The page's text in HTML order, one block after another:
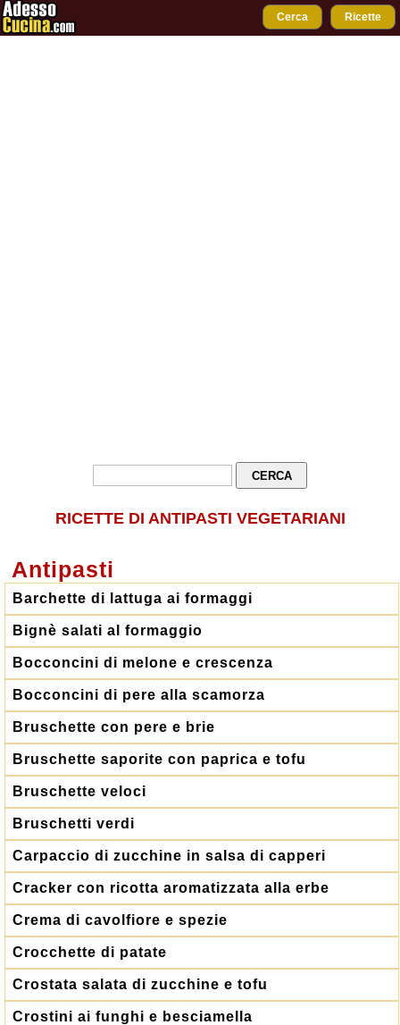
Cerca Ricette
RICETTE DI ANTIPASTI VEGETARIANI
Antipasti
Barchette di lattuga ai formaggi
Bignè salati al formaggio
Bocconcini di melone e crescenza
Bocconcini di pere alla scamorza
Bruschette con pere e brie
Bruschette saporite con paprica e tofu
Bruschette veloci
Bruschetti verdi
Carpaccio di zucchine in salsa di capperi
Cracker con ricotta aromatizzata alla erbe
Crema di cavolfiore e spezie
Crocchette di patate
Crostata salata di zucchine e tofu
Crostini ai funghi e besciamella